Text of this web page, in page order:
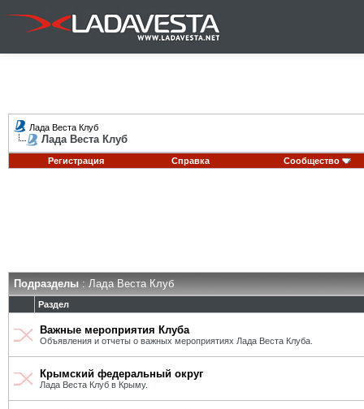
Лада Веста Клуб
Лада Веста Клуб
Регистрация Справка Сообщество
Подразделы: Лада Веста Клуб
Раздел
Важные мероприятия Клуба
Объявления и отчеты о важных мероприятиях Лада Веста Клуба.
Крымский федеральный округ
Лада Веста Клуб в Крыму.